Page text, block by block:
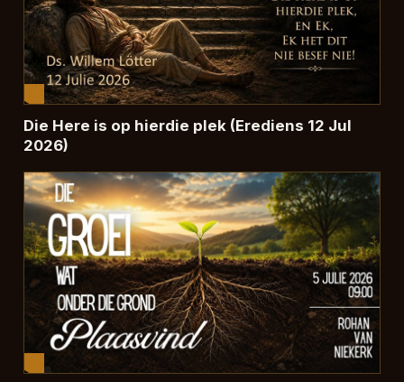
Die Here is op hierdie plek (Erediens 12 Jul
2026)